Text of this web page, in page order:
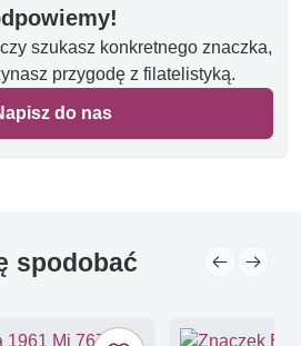
szukasz konkretnego znaczka,
przygodę z filatelistyką.
do nas
spodobać